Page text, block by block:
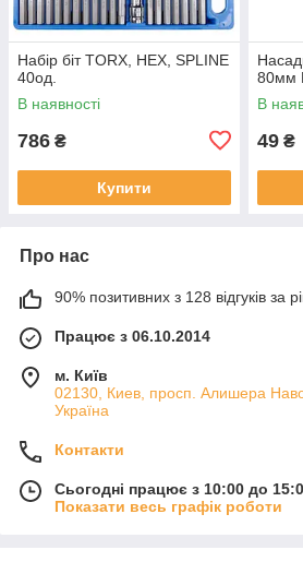
Набір біт TORX, HEX, SPLINE
40од.
В наявності
786 ₴
Купити
80мм
В
49 ₴
Про нас
90% позитивних з 128 відгуків за
Працює з 06.10.2014
м. Київ
02130, Киев, просп. Алишера
Україна
Контакти
Сьогодні працює з 10:00 до
Показати весь графік роботи